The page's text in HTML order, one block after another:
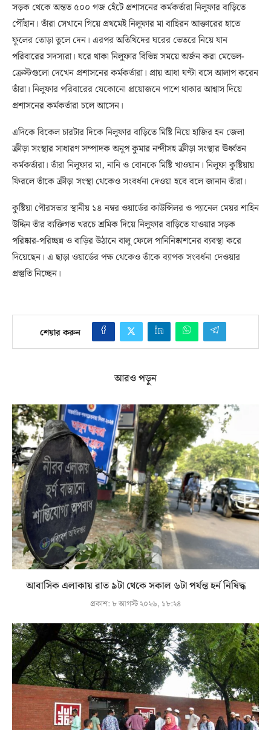
সড়ক থেকে অন্তত ৫০০ গজ হেঁটে প্রশাসনের কর্মকর্তারা নিলুফার বাড়িতে
পৌঁছান। তাঁরা সেখানে গিয়ে প্রথমেই নিলুফার মা বাছিরন আক্তারের হাতে
ফুলের তোড়া তুলে দেন। এরপর অতিথিদের ঘরের ভেতরে নিয়ে যান
পরিবারের সদস্যরা। ঘরে থাকা নিলুফার বিভিন্ন সময়ে অর্জন করা মেডেল-
ক্রেস্টগুলো দেখেন প্রশাসনের কর্মকর্তারা। প্রায় আধা ঘণ্টা বসে আলাপ করেন
তাঁরা। নিলুফার পরিবারের যেকোনো প্রয়োজনে পাশে থাকার আশ্বাস দিয়ে
প্রশাসনের কর্মকর্তারা চলে আসেন।
এদিকে বিকেল চারটার দিকে নিলুফার বাড়িতে মিষ্টি নিয়ে হাজির হন জেলা
ক্রীড়া সংস্থার সাধারণ সম্পাদক অনুপ কুমার নন্দীসহ ক্রীড়া সংস্থার ঊর্ধ্বতন
কর্মকর্তারা। তাঁরা নিলুফার মা, নানি ও বোনকে মিষ্টি খাওয়ান। নিলুফা কুষ্টিয়ায়
ফিরলে তাঁকে ক্রীড়া সংস্থা থেকেও সংবর্ধনা দেওয়া হবে বলে জানান তাঁরা।
কুষ্টিয়া পৌরসভার স্থানীয় ১৪ নম্বর ওয়ার্ডের কাউন্সিলর ও প্যানেল মেয়র শাহিন
উদ্দিন তাঁর ব্যক্তিগত খরচে শ্রমিক দিয়ে নিলুফার বাড়িতে যাওয়ার সড়ক
পরিষ্কার-পরিচ্ছন্ন ও বাড়ির উঠানে বালু ফেলে পানিনিষ্কাশনের ব্যবস্থা করে
দিয়েছেন। এ ছাড়া ওয়ার্ডের পক্ষ থেকেও তাঁকে ব্যাপক সংবর্ধনা দেওয়ার
প্রস্তুতি নিচ্ছেন।
শেয়ার করুন
আরও পড়ুন
আবাসিক এলাকায় রাত ৯টা থেকে সকাল ৬টা পর্যন্ত হর্ন নিষিদ্ধ
প্রকাশ: ৮ আগস্ট ২০২৬, ১৮:২৪